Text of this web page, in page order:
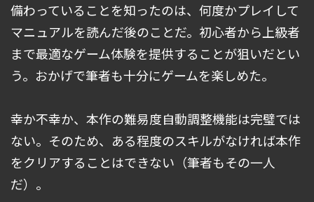
備わっていることを知ったのは、何度かプレイして
マニュアルを読んだ後のことだ。初心者から上級者
まで最適なゲーム体験を提供することが狙いだとい
う。おかげで筆者も十分にゲームを楽しめた。
幸か不幸か、本作の難易度自動調整機能は完璧では
ない。そのため、ある程度のスキルがなければ本作
をクリアすることはできない（筆者もその一人
だ）。